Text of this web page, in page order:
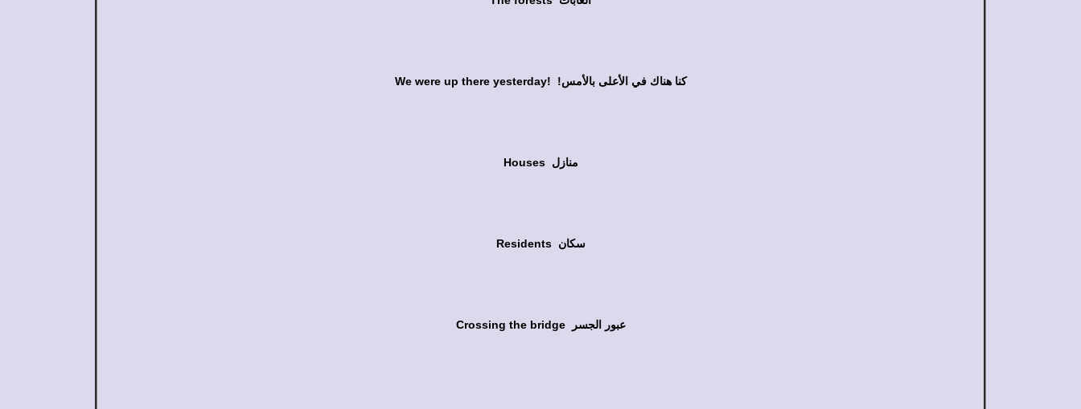
We were up there yesterday! !كنا هناك في الأعلى بالأمس
Houses منازل
Residents سكان
Crossing the bridge عبور الجسر